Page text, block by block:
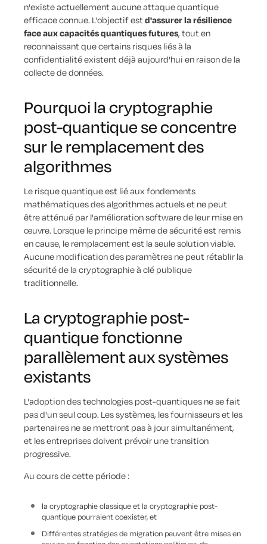
n'existe actuellement aucune attaque quantique
efficace connue. L'objectif estd'assurer la résilience
face aux capacités quantiques futures, tout en
reconnaissant que certains risques liés à la
confidentialité existent déjà aujourd'hui en raison de la
collecte de données.
Pourquoi la cryptographie
post-quantique se concentre
sur le remplacement des
algorithmes
Le risque quantique est lié aux fondements
mathématiques des algorithmes actuels et ne peut
être atténué par l'amélioration software de leur mise en
œuvre. Lorsque le principe même de sécurité est remis
en cause, le remplacement est la seule solution viable.
Aucune modification des paramètres ne peut rétablir la
sécurité de la cryptographie à clé publique
traditionnelle.
La cryptographie post-
quantique fonctionne
parallèlement aux systèmes
existants
L'adoption des technologies post-quantiques ne se fait
pas d'un seul coup. Les systèmes, les fournisseurs et les
partenaires ne se mettront pas à jour simultanément,
et les entreprises doivent prévoir une transition
progressive.
Au cours de cette période :
la cryptographie classique et la cryptographie post-
quantique pourraient coexister, et
Différentes stratégies de migration peuvent être mises en